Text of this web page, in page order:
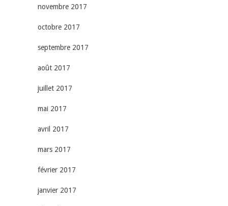
novembre 2017
octobre 2017
septembre 2017
août 2017
juillet 2017
mai 2017
avril 2017
mars 2017
février 2017
janvier 2017